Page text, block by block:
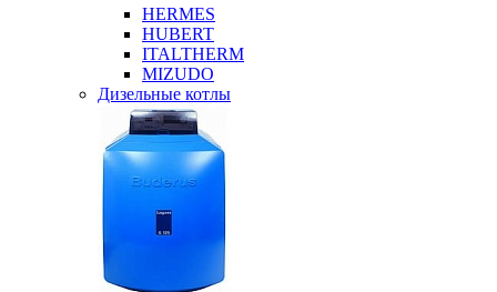
HERMES
HUBERT
ITALTHERM
MIZUDO
Дизельные котлы